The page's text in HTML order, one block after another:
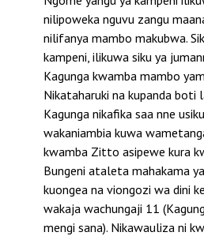
nilipoweka nguvu zangu
nilifanya mambo makubwa.
kampeni, ilikuwa siku ya
Kagunga kwamba mambo
Nikataharuki na kupanda boti
Kagunga nikafika saa nne
wakaniambia kuwa
kwamba Zitto asipewe kura
Bungeni ataleta mahakama
kuongea na viongozi wa dini
wakaja wachungaji 11
mengi sana). Nikawauliza ni